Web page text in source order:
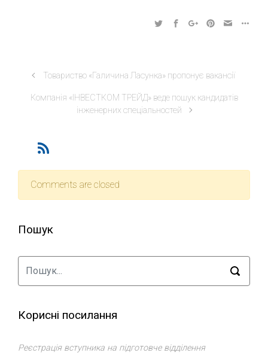
Товариство «Галичина Ласунка» пропонує вакансії
Компанія «ІНВЕСТКОМ ТРЕЙД» веде пошук кандидатів
інженерних спеціальностей
Comments are closed
Пошук
Корисні посилання
Реєстрація вступника на підготовче відділення